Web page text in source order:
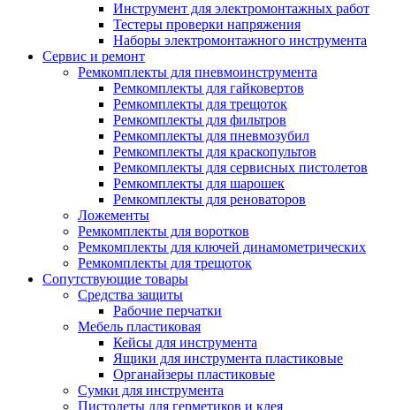
Инструмент для электромонтажных работ
Тестеры проверки напряжения
Наборы электромонтажного инструмента
Сервис и ремонт
Ремкомплекты для пневмоинструмента
Ремкомплекты для гайковертов
Ремкомплекты для трещоток
Ремкомплекты для фильтров
Ремкомплекты для пневмозубил
Ремкомплекты для краскопультов
Ремкомплекты для сервисных пистолетов
Ремкомплекты для шарошек
Ремкомплекты для реноваторов
Ложементы
Ремкомплекты для воротков
Ремкомплекты для ключей динамометрических
Ремкомплекты для трещоток
Сопутствующие товары
Средства защиты
Рабочие перчатки
Мебель пластиковая
Кейсы для инструмента
Ящики для инструмента пластиковые
Органайзеры пластиковые
Сумки для инструмента
Пистолеты для герметиков и клея